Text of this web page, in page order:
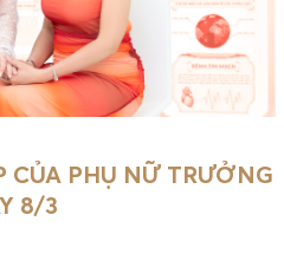
PHỤ NỮ TRƯỞNG
8/3